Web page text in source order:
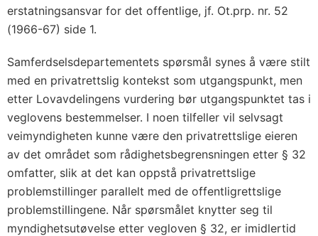
erstatningsansvar for det offentlige, jf. Ot.prp. nr. 52
(1966-67) side 1.
Samferdselsdepartementets spørsmål synes å være stilt
med en privatrettslig kontekst som utgangspunkt, men
etter Lovavdelingens vurdering bør utgangspunktet tas i
veglovens bestemmelser. I noen tilfeller vil selvsagt
veimyndigheten kunne være den privatrettslige eieren
av det området som rådighetsbegrensningen etter § 32
omfatter, slik at det kan oppstå privatrettslige
problemstillinger parallelt med de offentligrettslige
problemstillingene. Når spørsmålet knytter seg til
myndighetsutøvelse etter vegloven § 32, er imidlertid